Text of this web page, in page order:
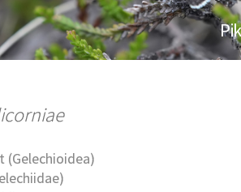
(Gelechioidea)